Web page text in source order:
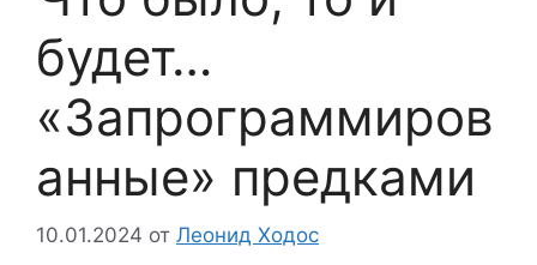
будет…
«Запрограммиров
анные» предками
10.01.2024 от Леонид Ходос